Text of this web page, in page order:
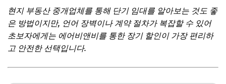
현지 부동산 중개업체를 통해 단기 임대를 알아보는 것도 좋
은 방법이지만, 언어 장벽이나 계약 절차가 복잡할 수 있어
초보자에게는 에어비앤비를 통한 장기 할인이 가장 편리하
고 안전한 선택입니다.